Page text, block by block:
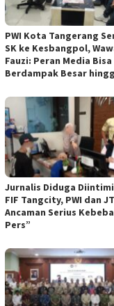
PWI Kota Tangerang
SK ke Kesbangpol,
Fauzi: Peran Media Bisa
Berdampak Besar
Jurnalis Diduga
FIF Tangcity, PWI dan
Ancaman Serius
Pers”